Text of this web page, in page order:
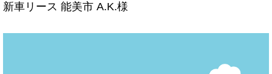
新車リース 能美市 A.K.様